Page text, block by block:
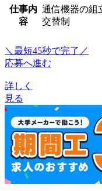
仕事内
容
通信機器の組
交替制
＼最短45秒で完了／
応募へ進む
詳しく
見る